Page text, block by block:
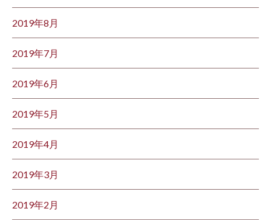
2019年8月
2019年7月
2019年6月
2019年5月
2019年4月
2019年3月
2019年2月